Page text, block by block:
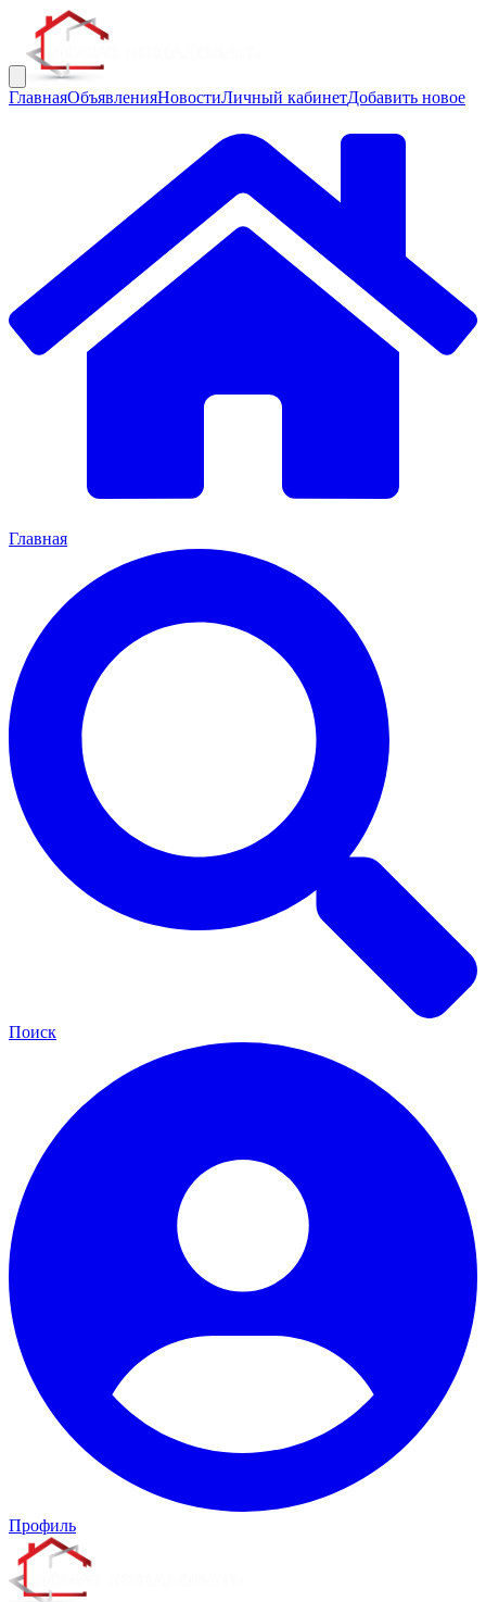
ГлавнаяОбъявленияНовостиЛичный кабинетДобавить новое
Главная
Поиск
Профиль